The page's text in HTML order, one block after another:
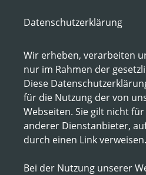
Datenschutzerklärung
Wir erheben, verarbeiten
nur im Rahmen der
Diese
für die Nutzung der von
Webseiten. Sie gilt nicht
anderer Dienstanbieter,
durch einen Link verweisen.
Bei der Nutzung unserer